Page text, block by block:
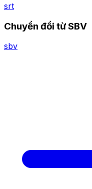
srt
Chuyển đổi từ SBV
sbv